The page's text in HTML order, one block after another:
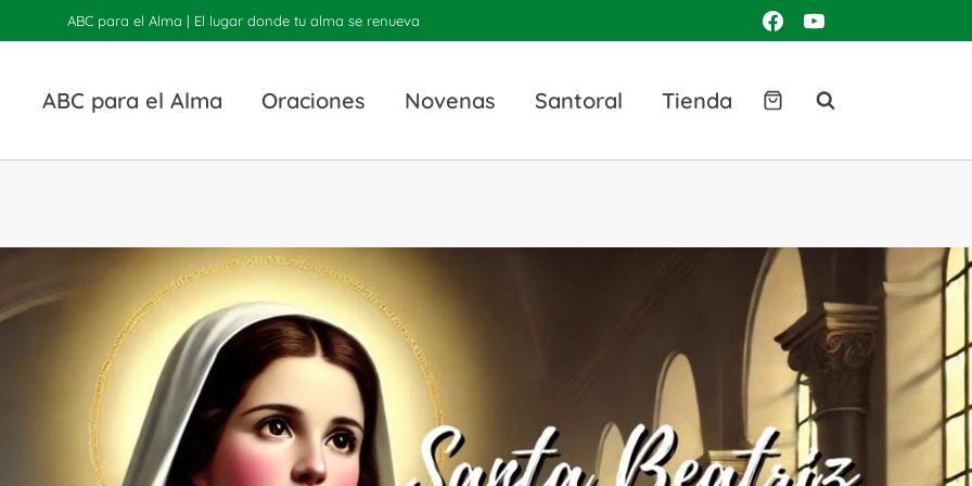
ABC para el Alma | El lugar donde tu alma se renueva
ABC para el Alma Oraciones Novenas Santoral Tienda